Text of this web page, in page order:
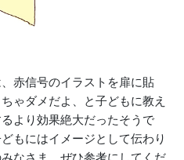
赤信号のイラストを扉に貼
ゃダメだよ、と子どもに教え
より効果絶大だったそうで
もにはイメージとして伝わり